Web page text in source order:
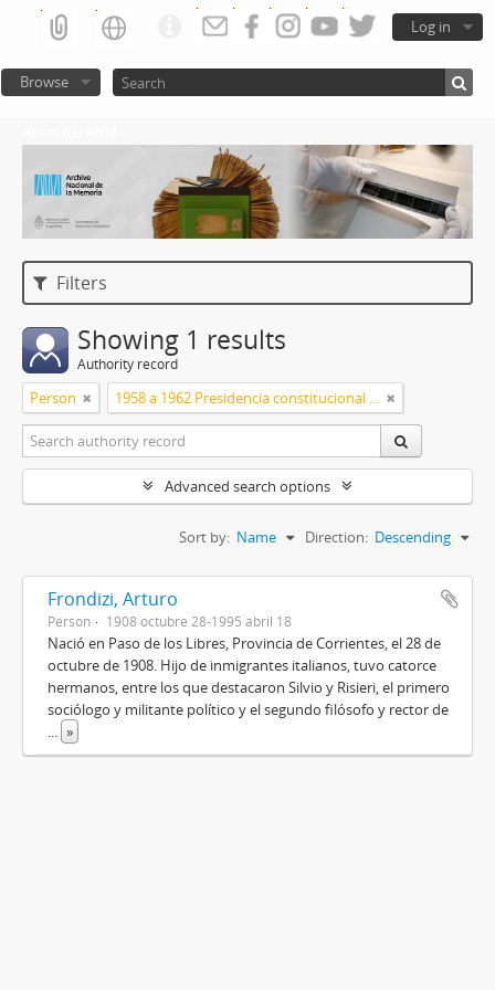
Log in
Browse
Filters
Showing 1 results
Authority record
Person 1958 a 1962 Presidencia constitucional de Arturo Frondizi
Advanced search options
Sort by: Name Direction: Descending
Frondizi, Arturo
Person 1908 octubre 28-1995 abril 18
Nació en Paso de los Libres, Provincia de Corrientes, el 28 de
octubre de 1908. Hijo de inmigrantes italianos, tuvo catorce
hermanos, entre los que destacaron Silvio y Risieri, el primero
sociólogo y militante político y el segundo filósofo y rector de
... »